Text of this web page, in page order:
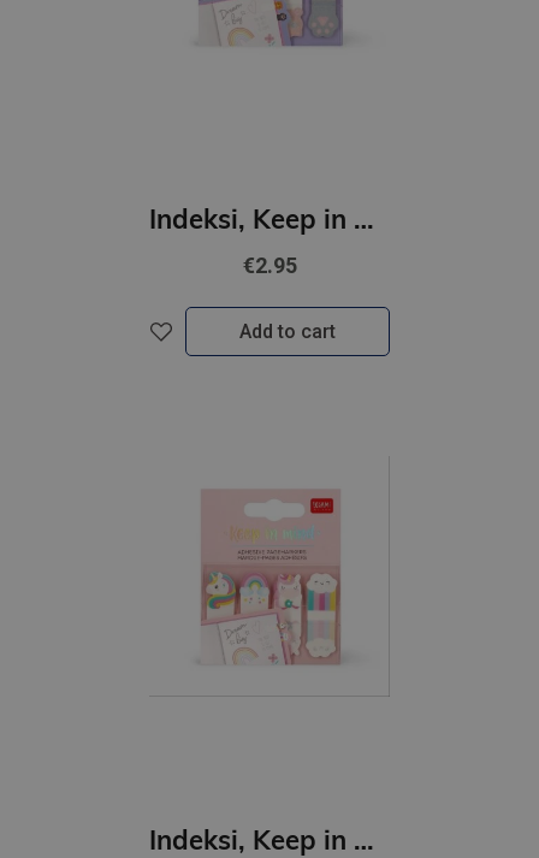
Indeksi, Keep in mind- Kaķēni
€2.95
Add to cart
Indeksi, Keep in mind- Vienradži